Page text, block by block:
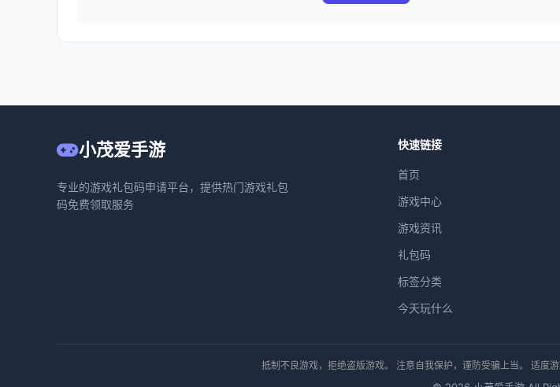
小茂爱手游
专业的游戏礼包码申请平台，提供热门游戏礼包
码免费领取服务
快速链接
首页
游戏中心
游戏资讯
礼包码
标签分类
今天玩什么
抵制不良游戏，拒绝盗版游戏。 注意自我保护，谨防受骗上当。 适度